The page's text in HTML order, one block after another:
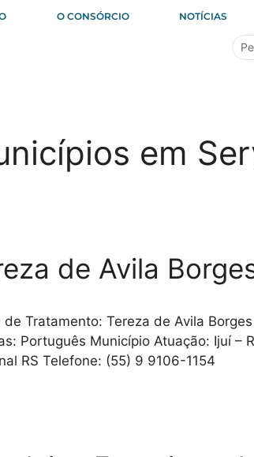
O CONSÓRCIO NOTÍCIAS
em
de Avila
de Tratamento: Tereza de Avila
Português Município Atuação: Ijuí –
RS Telefone: (55) 9 9106-1154